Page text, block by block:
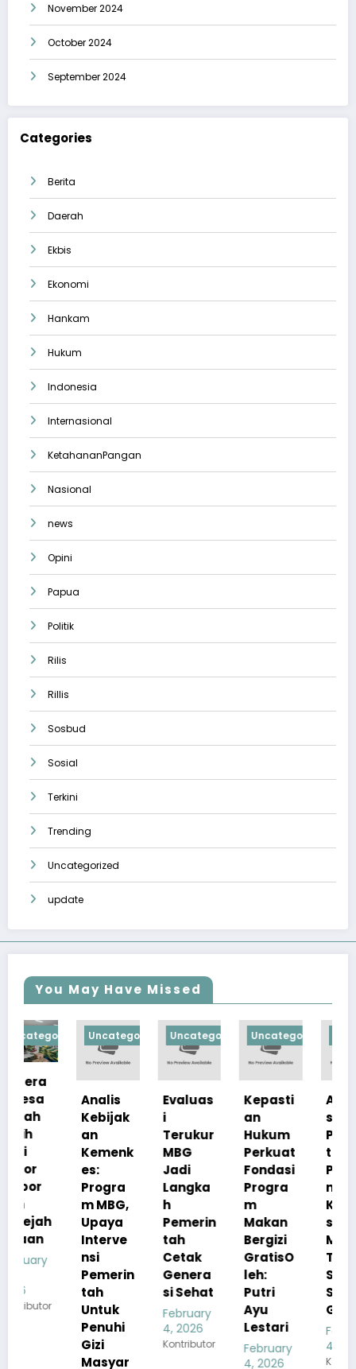
November 2024
October 2024
September 2024
Categories
Berita
Daerah
Ekbis
Ekonomi
Hankam
Hukum
Indonesia
Internasional
KetahananPangan
Nasional
news
Opini
Papua
Politik
Rilis
Rillis
Sosbud
Sosial
Terkini
Trending
Uncategorized
update
You May Have Missed
Uncategorized
Analis
Kebijak
an
Kemenk
es:
Progra
Upaya
Interve
nsi
Pemerin
Untuk
Uncategorized
Evaluas
i
Terukur
MBG
Langka
h
Pemerin
tah
Genera
February
4, 2026
Kontributor
Uncategorized
Kepasti
Hukum
Perkuat
Progra
Makan
GratisO
leh:
Putri
Ayu
Lestari
February
Apresia
Pemerin
tah
Pastika
n
s Menu
MBG
Tetap
Standar
February
4, 2026
Kontributor